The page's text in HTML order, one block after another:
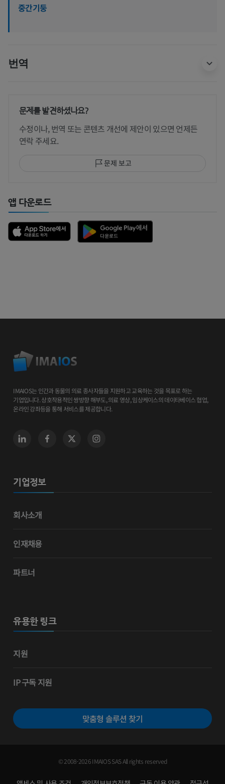
중간기둥
번역
문제를 발견하셨나요?
수정이나, 번역 또는 콘텐츠 개선에 제안이 있으면 언제든
연락 주세요.
문제 보고
앱 다운로드
IMAIOS는 인간과 동물의 의료 종사자들을 지원하고 교육하는 것을 목표로 하는
기업입니다. 상호작용적인 쌍방향 해부도, 의료 영상, 임상케이스의 데이타베이스 협업,
온라인 강좌등을 통해 서비스를 제공합니다.
기업정보
회사소개
인재채용
파트너
유용한 링크
지원
IP 구독 지원
맞춤형 솔루션 찾기
© 2008-2026 IMAIOS SAS All rights reserved